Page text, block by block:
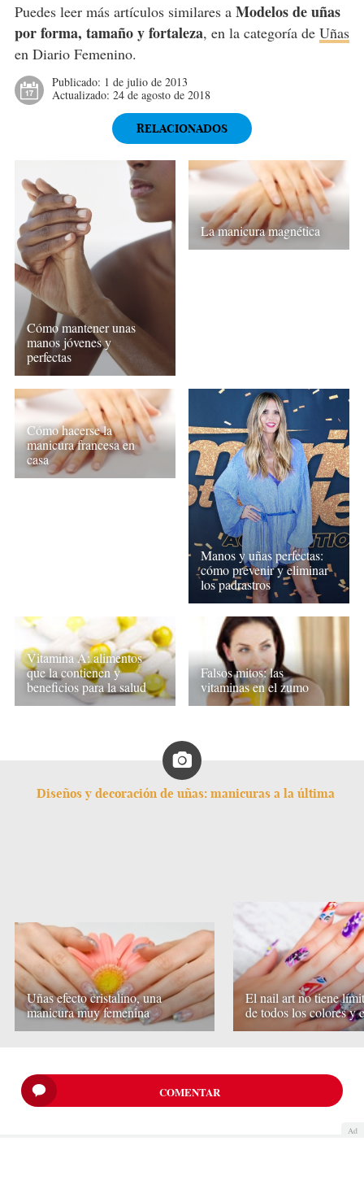
Puedes leer más artículos similares a Modelos de uñas
por forma, tamaño y fortaleza, en la categoría de Uñas
en Diario Femenino.
Publicado: 1 de julio de 2013
Actualizado: 24 de agosto de 2018
RELACIONADOS
Cómo mantener unas
manos jóvenes y
perfectas
La manicura magnética
Cómo hacerse la
manicura francesa en
casa
Manos y uñas perfectas:
cómo prevenir y eliminar
los padrastros
Vitamina A: alimentos
que la contienen y
beneficios para la salud
Falsos mitos: las
vitaminas en el zumo
Diseños y decoración de uñas: manicuras a la última
Uñas efecto cristalino, una
manicura muy femenina
El nail art no tiene
de todos los colores y
COMENTAR
Ad